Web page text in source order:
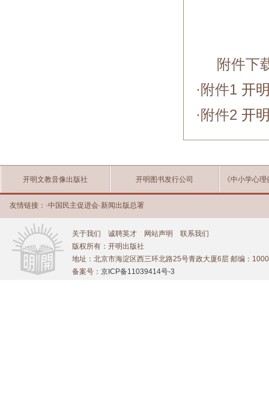
附件下
·附件1 开
·附件2 开
开明文教音像出版社 开明图书发行公司 《中小学心
友情链接： ·中国民主促进会·新闻出版总署
关于我们 诚聘英才 网站声明
联系我们
版权所有：开明出版社
地址：北京市海淀区西三环北路25号青政大厦6层 邮编：
备案号： 京ICP备11039414号-3